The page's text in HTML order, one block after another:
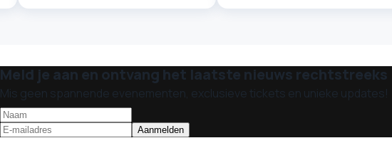
Meld je aan en ontvang het laatste nieuws rechtstreeks
Mis geen spannende evenementen, exclusieve tickets en unieke updates!